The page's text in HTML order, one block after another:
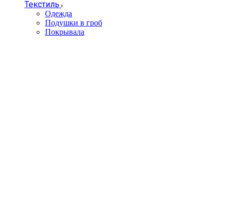
Текстиль
Одежда
Подушки в гроб
Покрывала